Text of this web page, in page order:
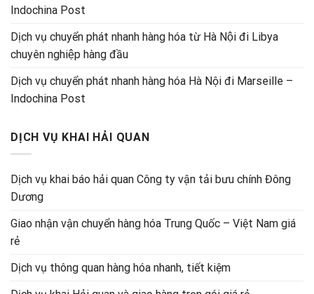
Indochina Post
Dịch vụ chuyển phát nhanh hàng hóa từ Hà Nội đi Libya
chuyên nghiệp hàng đầu
Dịch vụ chuyển phát nhanh hàng hóa Hà Nội đi Marseille –
Indochina Post
DỊCH VỤ KHAI HẢI QUAN
Dịch vụ khai báo hải quan Công ty vận tải bưu chính Đông
Dương
Giao nhận vận chuyển hàng hóa Trung Quốc – Việt Nam giá
rẻ
Dịch vụ thông quan hàng hóa nhanh, tiết kiệm